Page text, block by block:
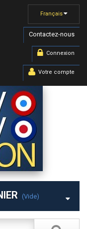
Français
Contactez-nous
Connexion
Votre compte
(vide)